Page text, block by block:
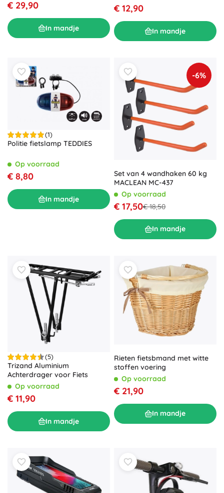
€ 29,90
In mandje
€ 12,90
In mandje
(1)
Politie fietslamp TEDDIES
Op voorraad
€ 8,80
In mandje
-6%
Set van 4 wandhaken 60 kg
MACLEAN MC-437
Op voorraad
€ 17,50€ 18,50
In mandje
(5)
Trizand Aluminium
Achterdrager voor Fiets
Op voorraad
€ 11,90
In mandje
Rieten fietsbmand met witte
stoffen voering
Op voorraad
€ 21,90
In mandje